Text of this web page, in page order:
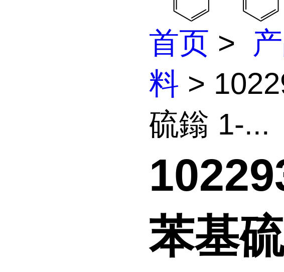
首页 >
料 >
硫鎓 1-...
苯基